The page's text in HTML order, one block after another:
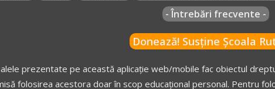
(Regulamentul codului rutier)
- Întrebări frecvente -
Donează! Susține Școala
prezentate pe această aplicație web/mobile fac obiectul
folosirea acestora doar în scop educațional personal. Pentru